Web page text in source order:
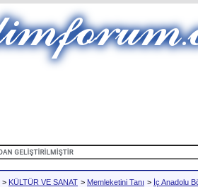
> KÜLTÜR VE SANAT > Memleketini Tanı > İç Anadolu